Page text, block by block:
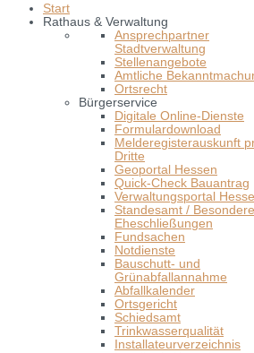
Start
Rathaus & Verwaltung
Ansprechpartner
Stadtverwaltung
Stellenangebote
Amtliche
Ortsrecht
Bürgerservice
Digitale Online-Dienste
Formulardownload
Melderegisterauskunft
Dritte
Geoportal Hessen
Quick-Check Bauantrag
Verwaltungsportal
Standesamt / Besondere
Eheschließungen
Fundsachen
Notdienste
Bauschutt- und
Grünabfallannahme
Abfallkalender
Ortsgericht
Schiedsamt
Trinkwasserqualität
Installateurverzeichnis